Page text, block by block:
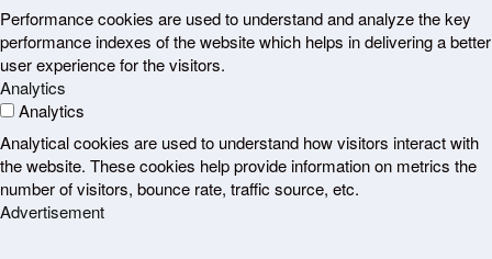
Performance cookies are used to understand and analyze the key
performance indexes of the website which helps in delivering a better
user experience for the visitors.
Analytics
Analytics
Analytical cookies are used to understand how visitors interact with
the website. These cookies help provide information on metrics the
number of visitors, bounce rate, traffic source, etc.
Advertisement